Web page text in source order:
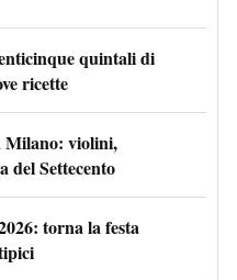
quintali di
ricette
Milano: violini,
del Settecento
torna la festa